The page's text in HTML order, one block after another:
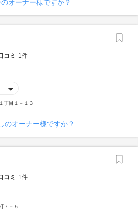
オーナー様ですか？
コミ 1件
丁目１－１３
のオーナー様ですか？
コミ 1件
７－５